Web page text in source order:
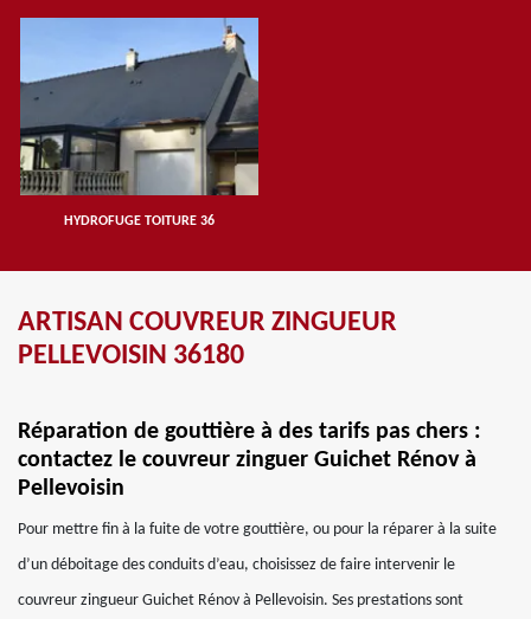
HYDROFUGE TOITURE 36
ARTISAN COUVREUR ZINGUEUR
PELLEVOISIN 36180
Réparation de gouttière à des tarifs pas chers :
contactez le couvreur zinguer Guichet Rénov à
Pellevoisin
Pour mettre fin à la fuite de votre gouttière, ou pour la réparer à la suite
d’un déboitage des conduits d’eau, choisissez de faire intervenir le
couvreur zingueur Guichet Rénov à Pellevoisin. Ses prestations sont